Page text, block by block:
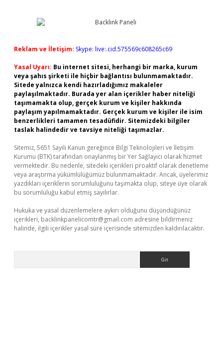
Reklam ve İletişim: Skype: live:.cid.575569c608265c69
Yasal Uyarı: Bu internet sitesi, herhangi bir marka, kurum
veya şahıs şirketi ile hiçbir bağlantısı bulunmamaktadır.
Sitede yalnızca kendi hazırladığımız makaleler
paylaşılmaktadır. Burada yer alan içerikler haber niteliği
taşımamakta olup, gerçek kurum ve kişiler hakkında
paylaşım yapılmamaktadır. Gerçek kurum ve kişiler ile isim
benzerlikleri tamamen tesadüfidir. Sitemizdeki bilgiler
taslak halindedir ve tavsiye niteliği taşımazlar.
Sitemiz, 5651 Sayılı Kanun gereğince Bilgi Teknolojileri ve İletişim
Kurumu (BTK) tarafından onaylanmış bir Yer Sağlayıcı olarak hizmet
vermektedir. Bu nedenle, sitedeki içerikleri proaktif olarak denetleme
veya araştırma yükümlülüğümüz bulunmamaktadır. Ancak, üyelerimiz
yazdıkları içeriklerin sorumluluğunu taşımakta olup, siteye üye olarak
bu sorumluluğu kabul etmiş sayılırlar.
Hukuka ve yasal düzenlemelere aykırı olduğunu düşündüğünüz
içerikleri, backlinkpanelicomtr@gmail.com adresine bildirmeniz
halinde, ilgili içerikler yasal süre içerisinde sitemizden kaldırılacaktır.